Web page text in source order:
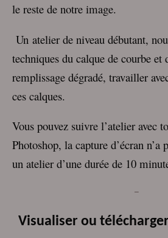
le reste de notre image.
Un atelier de niveau débutant,
techniques du calque de courbe et
remplissage dégradé, travailler
ces calques.
Vous pouvez suivre l’atelier avec
Photoshop, la capture d’écran n’a
un atelier d’une durée de 10
–
Visualiser ou